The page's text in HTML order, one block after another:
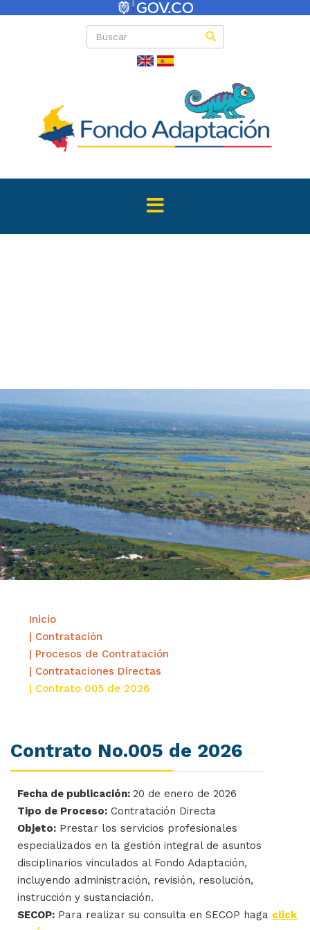
Directas
Inicio
| Contratación
| Procesos de Contratación
| Contrataciones Directas
| Contrato 005 de 2026
Contrato No.005 de 2026
Fecha de publicación: 20 de enero de 2026
Tipo de Proceso: Contratación Directa
Objeto: Prestar los servicios profesionales
especializados en la gestión integral de asuntos
disciplinarios vinculados al Fondo Adaptación,
incluyendo administración, revisión, resolución,
instrucción y sustanciación.
SECOP: Para realizar su consulta en SECOP haga click